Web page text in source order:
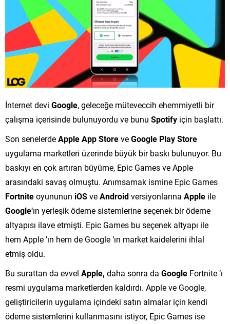
İnternet devi Google, geleceğe müteveccih ehemmiyetli bir
çalışma içerisinde bulunuyordu ve bunu Spotify için başlattı.
Son senelerdeApple App StoreveGoogle Play Store
uygulama marketleri üzerinde büyük bir baskı bulunuyor. Bu
baskıyı en çok artıran büyüme, Epic Games ve Apple
arasındaki savaş olmuştu. Anımsamak ismine Epic Games
Fortniteoyununun iOSveAndroidversiyonlarına Apple ile
Google‘ın yerleşik ödeme sistemlerine seçenek bir ödeme
altyapısı ilave etmişti. Epic Games bu seçenek altyapı ile
hem Apple ’ın hem de Google ’ın market kaidelerini ihlal
etmiş oldu.
Bu surattan da evvel Apple, daha sonra da Google Fortnite ’ı
resmi uygulama marketlerden kaldırdı. Apple ve Google,
geliştiricilerin uygulama içindeki satın almalar için kendi
ödeme sistemlerini kullanmasını istiyor, Epic Games ise